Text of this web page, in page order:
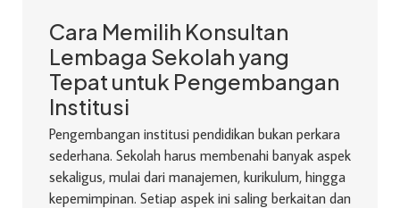
Cara Memilih Konsultan
Lembaga Sekolah yang
Tepat untuk Pengembangan
Institusi
Pengembangan institusi pendidikan bukan perkara
sederhana. Sekolah harus membenahi banyak aspek
sekaligus, mulai dari manajemen, kurikulum, hingga
kepemimpinan. Setiap aspek ini saling berkaitan dan